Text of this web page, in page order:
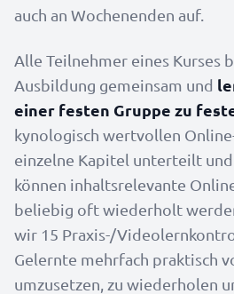
auch an Wochenenden auf.
Alle Teilnehmer eines Kurses
Ausbildung gemeinsam und
einer festen Gruppe zu
kynologisch wertvollen
einzelne Kapitel unterteilt
können inhaltsrelevante
beliebig oft wiederholt
wir 15 Praxis-/
Gelernte mehrfach praktisch
umzusetzen, zu wiederholen